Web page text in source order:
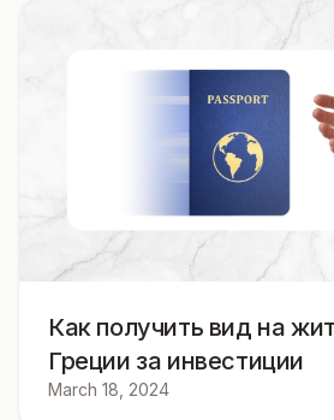
Как получить вид на
Греции за инвестиции
March 18, 2024